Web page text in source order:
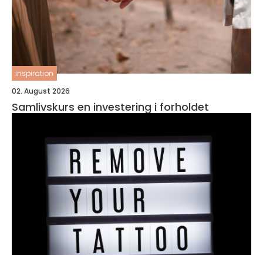
inspiration
02. August 2026
Samlivskurs en investering i forholdet